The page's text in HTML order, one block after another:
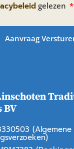
gelezen
Aanvraag
BV